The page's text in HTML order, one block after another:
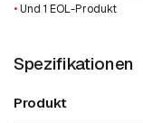
• Und 1 EOL-Produkt
Spezifikationen
Produkt